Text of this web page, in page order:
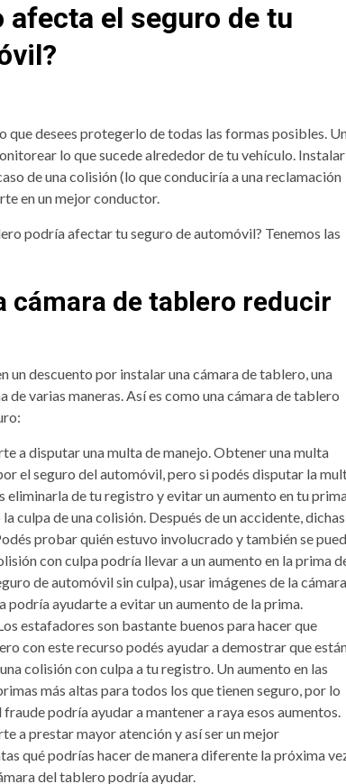
afecta el seguro de tu
que desees protegerlo de todas las formas posibles.
lo que sucede alrededor de tu vehículo. Instalar
de una colisión (lo que conduciría a una reclamación
en un mejor conductor.
podría afectar tu seguro de automóvil? Tenemos las
cámara de tablero reducir
un descuento por instalar una cámara de tablero, una
varias maneras. Así es como una cámara de tablero
a disputar una multa de manejo. Obtener una multa
el seguro del automóvil, pero si podés disputar la
eliminarla de tu registro y evitar un aumento en tu
culpa de una colisión. Después de un accidente, dichas
probar quién estuvo involucrado y también se
con culpa podría llevar a un aumento en la prima
de automóvil sin culpa), usar imágenes de la cámara
ayudarte a evitar un aumento de la prima.
estafadores son bastante buenos para hacer que
con este recurso podés ayudar a demostrar que
colisión con culpa a tu registro. Un aumento en las
más altas para todos los que tienen seguro, por lo
podría ayudar a mantener a raya esos aumentos.
a prestar mayor atención y así ser un mejor
qué podrías hacer de manera diferente la próxima
del tablero podría ayudar.